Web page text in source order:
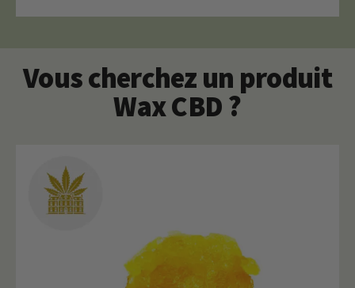
Vous cherchez un produit
Wax CBD ?